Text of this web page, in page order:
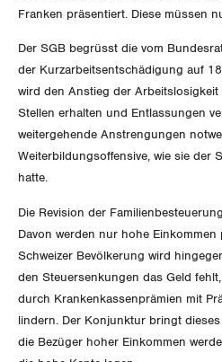
Gesundheit
Schweiz
GEWERKSCHAFTSMITGLIED
LOHNRECHNER
WEITERBILDUNG
NEWSLETTER
BROSCHÜREN/BÜCHER
Bestellformular
WIR ÜBER UNS
GREMIEN
Präsidialausschuss
Feministische Kommission
Jugendkommission
KANTONALE BÜNDE
Aargau
Beide Basel
ANGESCHLOSSENE VERBÄNDE
OFFENE STELLEN
Medien
Artikel
Medienmitteilungen
Dossier
Vernehmlassungen
Blog Daniel Lampart
Der Europa-Blog
Kontakt
Franken präsentiert. Diese müssen
Der SGB begrüsst die vom
der Kurzarbeitsentschädigung auf
wird den Anstieg der Arbeitslosigkeit
Stellen erhalten und Entlassungen
weitergehende Anstrengungen
Weiterbildungsoffensive, wie sie der
hatte.
Die Revision der
Davon werden nur hohe
Schweizer Bevölkerung wird
den Steuersenkungen das Geld
durch Krankenkassenprämien mit
lindern. Der Konjunktur bringt
die Bezüger hoher Einkommen